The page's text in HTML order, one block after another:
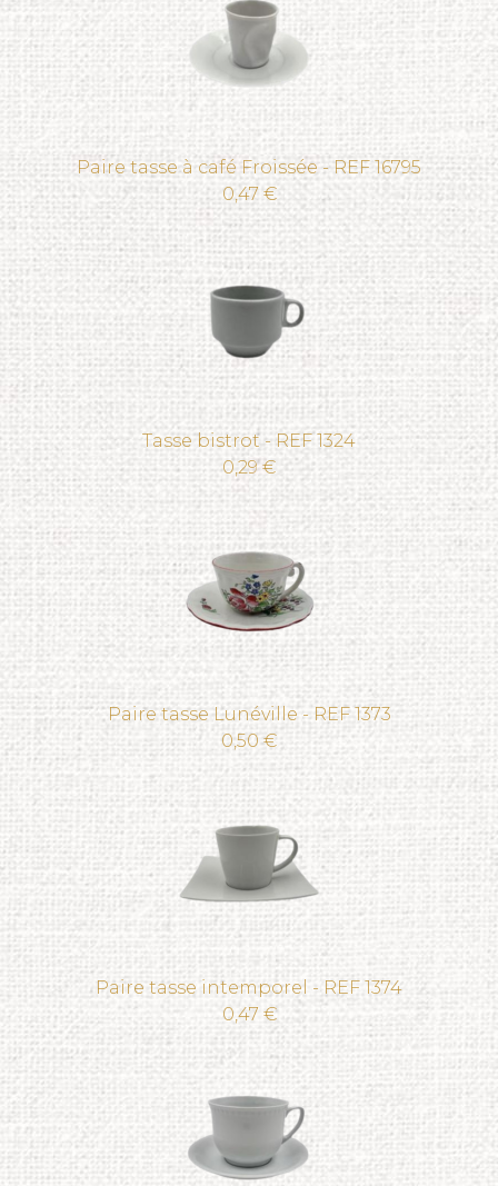
Paire tasse à café Froissée - REF 16795
0,47 €
Tasse bistrot - REF 1324
0,29 €
Paire tasse Lunéville - REF 1373
0,50 €
Paire tasse intemporel - REF 1374
0,47 €